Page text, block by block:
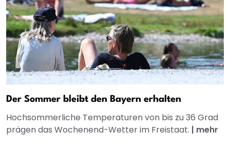
Der Sommer bleibt den Bayern erhalten
Hochsommerliche Temperaturen von bis zu 36 Grad
prägen das Wochenend-Wetter im Freistaat. | mehr